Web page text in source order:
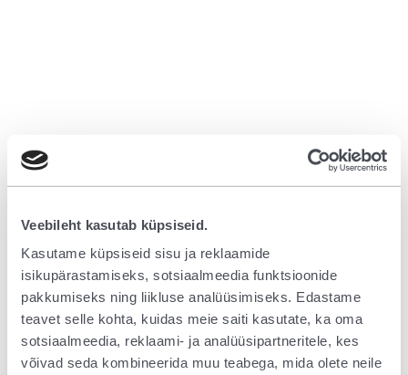
Veebileht kasutab küpsiseid.
Kasutame küpsiseid sisu ja reklaamide
isikupärastamiseks, sotsiaalmeedia funktsioonide
pakkumiseks ning liikluse analüüsimiseks. Edastame
teavet selle kohta, kuidas meie saiti kasutate, ka oma
sotsiaalmeedia, reklaami- ja analüüsipartneritele, kes
võivad seda kombineerida muu teabega, mida olete neile